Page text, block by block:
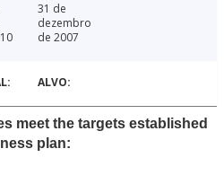
31 de
dezembro
de 2007
meet the targets established
plan: